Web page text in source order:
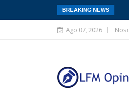
BREAKING NEWS
Ago 07, 2026